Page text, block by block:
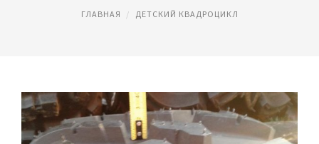
ГЛАВНАЯ ДЕТСКИЙ КВАДРОЦИКЛ